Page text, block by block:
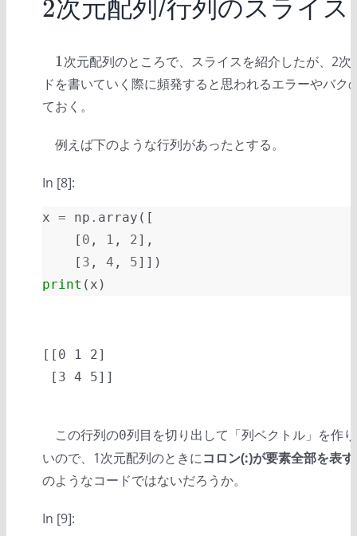
2
2次元配列/行列のスライ
1
1次元配列のところで、スライスを紹介したが、2
ドを書いていく際に頻発すると思われるエラーやバ
ておく。
例えば下のような行列があったとする。
In [8]:
x = np . array ([
[ 0 , 1 , 2],
[ 3 , 4 , 5]])
print ( x )
[[0 1 2]
この行列の0列目を切り出して「列ベクトル」を作
いので、1次元配列のときにコロン(:)が要素全部を表す
のようなコードではないだろうか。
In [9]: